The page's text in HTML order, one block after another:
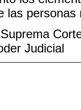
las personas
Suprema
Judicial